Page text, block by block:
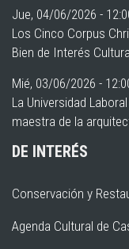
Jue, 04/06/2026 -
Los Cinco Corpus
Bien de Interés
Mié, 03/06/2026 -
La Universidad
maestra de la
DE INTERÉS
Conservación y
Agenda Cultural de